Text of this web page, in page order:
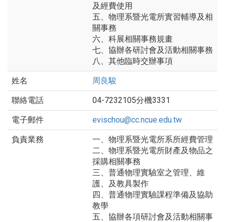
及經費使用
五、物理系暨光電所實習輔導及相
關事務
六、科展相關事務規畫
七、協辦各研討會及活動相關事務
八、其他臨時交辦事項
周良駿
04-7232105分機3331
evischou@cc.ncue.edu.tw
一、物理系暨光電所系所經費管理
二、物理系暨光電所財產及物品之
採購相關事務
三、普通物理實驗室之管理、維
護、及教具製作
四、普通物理實驗課程準備及協助
教學
五、協辦各項研討會及活動相關事